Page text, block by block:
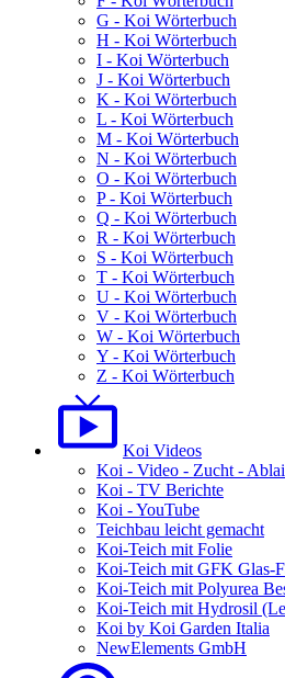
G - Koi Wörterbuch
H - Koi Wörterbuch
I - Koi Wörterbuch
J - Koi Wörterbuch
K - Koi Wörterbuch
L - Koi Wörterbuch
M - Koi Wörterbuch
N - Koi Wörterbuch
O - Koi Wörterbuch
P - Koi Wörterbuch
Q - Koi Wörterbuch
R - Koi Wörterbuch
S - Koi Wörterbuch
T - Koi Wörterbuch
U - Koi Wörterbuch
V - Koi Wörterbuch
W - Koi Wörterbuch
Y - Koi Wörterbuch
Z - Koi Wörterbuch
Koi Videos
Koi - Video - Zucht -
Koi - TV Berichte
Koi - YouTube
Teichbau leicht gemacht
Koi-Teich mit Folie
Koi-Teich mit GFK Glas-
Koi-Teich mit Polyurea
Koi-Teich mit Hydrosil
Koi by Koi Garden Italia
NewElements GmbH